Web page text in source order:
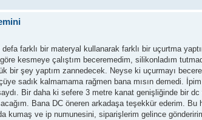
farklı bir materyal kullanarak farklı bir uçurtma
kesmeye çalıştım beceremedim, silikonladım
bir şey yaptım zannedecek. Neyse ki uçurmayı
sadık kalmamama rağmen bana mısın demedi.
Bir daha ki sefere 3 metre kanat genişliğinde bir
Bana DC öneren arkadaşa teşekkür ederim.
kumaş ve ip numunesini, siparişlerim gelince